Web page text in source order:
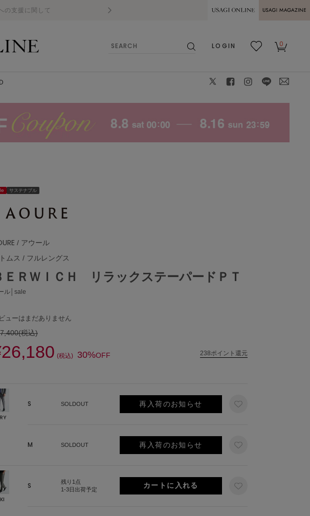
の支援に関して 熊本県熊本地方を震源とする地震の影響に
MAGAZINE
LOGIN
0
サステナブル
/ アウール
ムス / フルレングス
ＥＲＷＩＣＨ リラックステーパードＰＴ
ル│sale
ューはまだありません
(税込)
(税込) 30%OFF 238ポイント還元
S SOLDOUT 再入荷のお知らせ
M SOLDOUT 再入荷のお知らせ
S
残り1点
1-3日出荷予定